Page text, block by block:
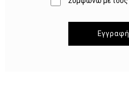
Εγγραφή